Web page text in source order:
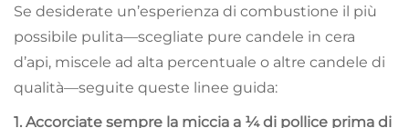
Se desiderate un’esperienza di combustione il più
possibile pulita—scegliate pure candele in cera
d’api, miscele ad alta percentuale o altre candele di
qualità—seguite queste linee guida:
1. Accorciate sempre la miccia a ¼ di pollice prima di